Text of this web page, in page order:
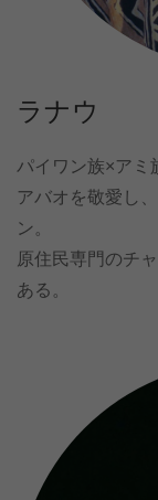
ラナウ
パイワン族×アミ
アバオを敬愛し
ン。
原住民専門のチ
ある。